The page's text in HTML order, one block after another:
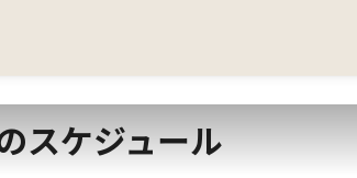
スケジュール